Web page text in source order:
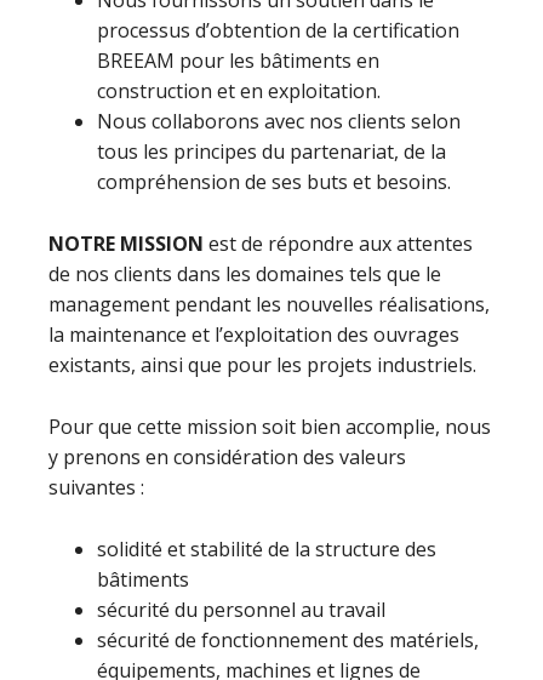
processus d’obtention de la certification
BREEAM pour les bâtiments en
construction et en exploitation.
Nous collaborons avec nos clients selon
tous les principes du partenariat, de la
compréhension de ses buts et besoins.
NOTRE MISSION est de répondre aux attentes
de nos clients dans les domaines tels que le
management pendant les nouvelles réalisations,
la maintenance et l’exploitation des ouvrages
existants, ainsi que pour les projets industriels.
Pour que cette mission soit bien accomplie, nous
y prenons en considération des valeurs
suivantes :
solidité et stabilité de la structure des
bâtiments
sécurité du personnel au travail
sécurité de fonctionnement des matériels,
équipements, machines et lignes de